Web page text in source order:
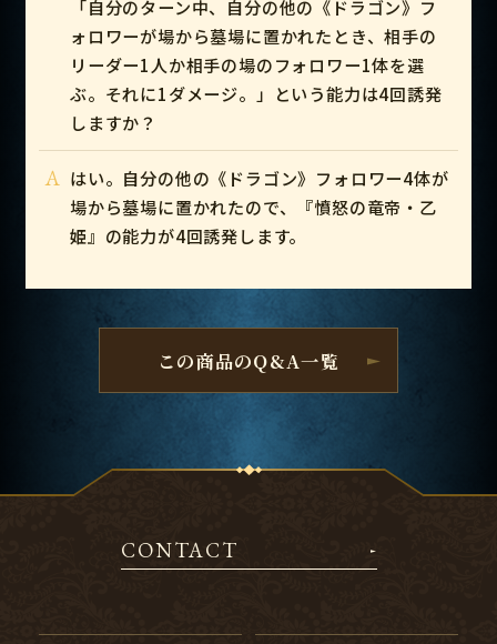
「自分のターン中、自分の他の《ドラゴン》フ
ォロワーが場から墓場に置かれたとき、相手の
リーダー1人か相手の場のフォロワー1体を選
ぶ。それに1ダメージ。」という能力は4回誘発
しますか？
A はい。自分の他の《ドラゴン》フォロワー4体が
場から墓場に置かれたので、『憤怒の竜帝・乙
姫』の能力が4回誘発します。
この商品のQ&A一覧
CONTACT